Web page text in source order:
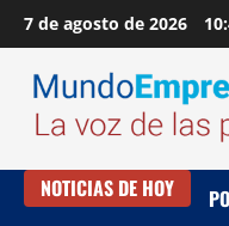
Saltar
al
contenido
7 de agosto de 2026
NOTICIAS DE HOY